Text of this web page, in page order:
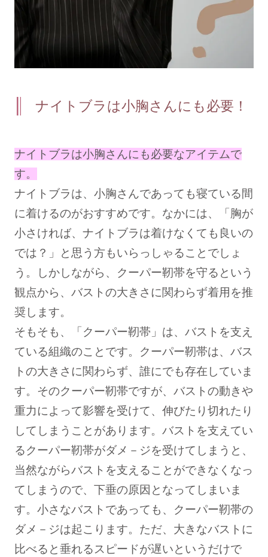
ルームブラ販売店一覧
サロン卸し問い合わせフォーム
HELP
サイズガイド
ショッピングガイド
着用方法
洗濯方法
INFORMATION
Angellir blog
insta
gra
m
twitt
er
LIN
E
ナイトブラは小胸さんにも必要！
ナイトブラは小胸さんにも必要なアイテムで
す。
ナイトブラは、小胸さんであっても寝ている間
に着けるのがおすすめです。なかには、「胸が
小さければ、ナイトブラは着けなくても良いの
では？」と思う方もいらっしゃることでしょ
う。しかしながら、クーパー靭帯を守るという
観点から、バストの大きさに関わらず着用を推
奨します。
そもそも、「クーパー靭帯」は、バストを支え
ている組織のことです。クーパー靭帯は、バス
トの大きさに関わらず、誰にでも存在していま
す。そのクーパー靭帯ですが、バストの動きや
重力によって影響を受けて、伸びたり切れたり
してしまうことがあります。バストを支えてい
るクーパー靭帯がダメ－ジを受けてしまうと、
当然ながらバストを支えることができなくなっ
てしまうので、下垂の原因となってしまいま
す。小さなバストであっても、クーパー靭帯の
ダメ－ジは起こります。ただ、大きなバストに
比べると垂れるスピードが遅いというだけで